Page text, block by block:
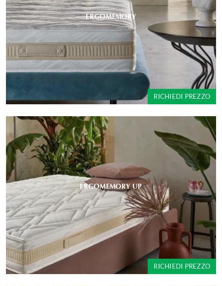
ERGOMEMORY
RICHIEDI PREZZO
ERGOMEMORY UP
RICHIEDI PREZZO